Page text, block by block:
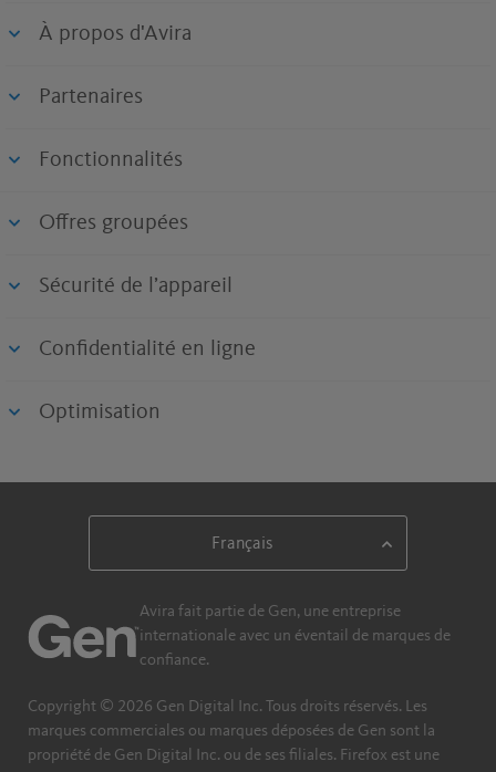
À propos d'Avira
Partenaires
Fonctionnalités
Offres groupées
Sécurité de l’appareil
Confidentialité en ligne
Optimisation
Avira fait partie de Gen, une entreprise
internationale avec un éventail de marques de
confiance.​
Copyright © 2026 Gen Digital Inc. Tous droits réservés. Les
marques commerciales ou marques déposées de Gen sont la
propriété de Gen Digital Inc. ou de ses filiales. Firefox est une